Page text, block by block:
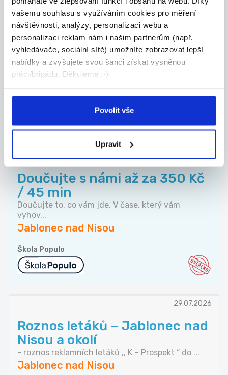
vašemu souhlasu s využíváním cookies pro měření
návštěvnosti, analýzy, personalizaci webu a
personalizaci reklam nám i našim partnerům (např.
vyhledávače, sociální sítě) umožníte zobrazovat lepší
nabídky a zvyšujete svou šanci získat vysněnou
práci/brigádu. Děkujeme :-)
Povolit vše
Upravit
Úklid společných prostor
bytových domů
Jedná se o práci v úklidu bytových domů. Uklízej...
Jablonec nad Nisou
TOP
Doučujte s námi až za 350 Kč
/ 45 min
Doučujte to, co vám jde. V čase, který vám
vyhov...
Jablonec nad Nisou
Škola Populo
29.07.2026
Roznos letáků – Jablonec nad
Nisou a okolí
- roznos reklamních letáků ,, K – Prospekt “ do ...
Jablonec nad Nisou